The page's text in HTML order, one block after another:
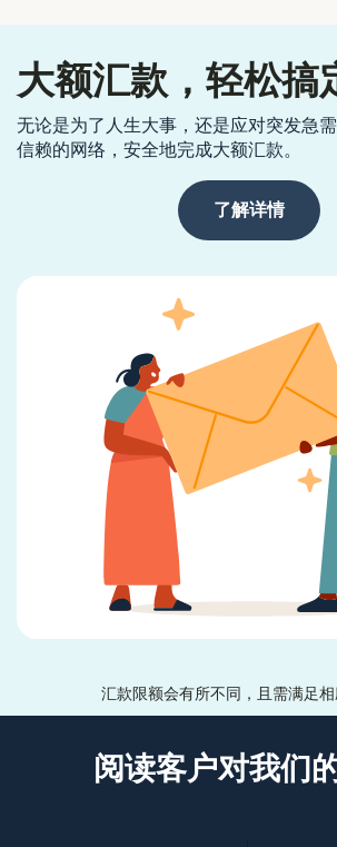
大额汇款，轻松搞
无论是为了人生大事，还是应对突发急
信赖的网络，安全地完成大额汇款。
了解详情
汇款限额会有所不同，且需满足相
阅读客户对我们